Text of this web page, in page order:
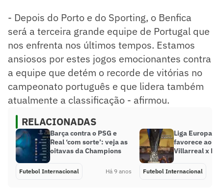
- Depois do Porto e do Sporting, o Benfica
será a terceira grande equipe de Portugal que
nos enfrenta nos últimos tempos. Estamos
ansiosos por estes jogos emocionantes contra
a equipe que detém o recorde de vitórias no
campeonato português e que lidera também
atualmente a classificação - afirmou.
RELACIONADAS
Barça contra o PSG e
Real ‘com sorte’: veja as
oitavas da Champions
Futebol Internacional Há 9 anos
Liga Europa:
favorece ao
Villarreal x
Futebol Internacional